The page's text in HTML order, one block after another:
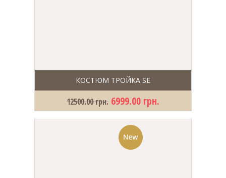
КОСТЮМ ТРОЙКА SE
12500.00 грн. 6999.00 грн.